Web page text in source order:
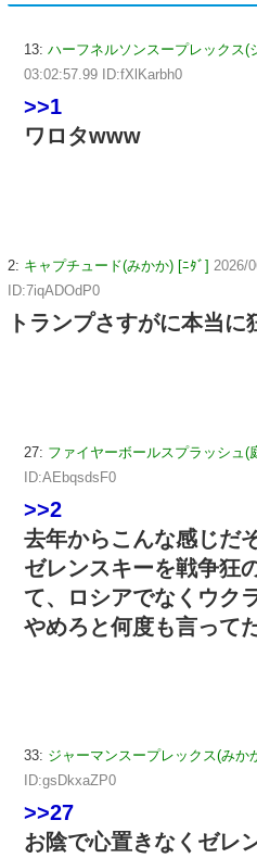
13: ハーフネルソンスープレックス(
03:02:57.99 ID:fXlKarbh0
>>1
ワロタwww
2: キャプチュード(みかか) [ﾆﾀﾞ] 2026/
ID:7iqADOdP0
トランプさすがに本当に
27: ファイヤーボールスプラッシュ(
ID:AEbqsdsF0
>>2
去年からこんな感じだ
ゼレンスキーを戦争狂
て、ロシアでなくウク
やめろと何度も言って
33: ジャーマンスープレックス(みか
ID:gsDkxaZP0
>>27
お陰で心置きなくゼレ